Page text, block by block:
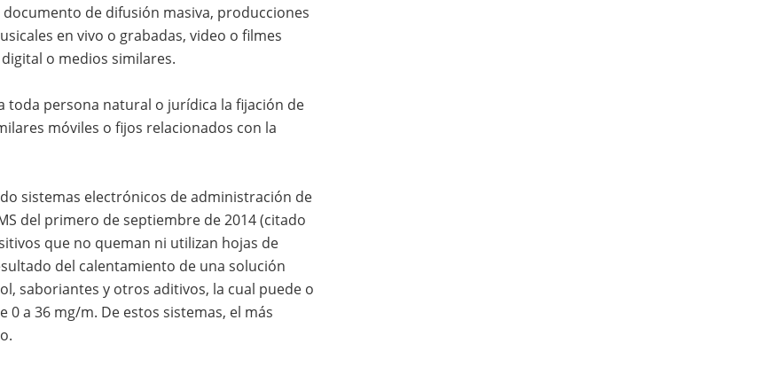
de difusión masiva, producciones
en vivo o grabadas, video o filmes
o medios similares.
toda persona natural o jurídica la fijación de
móviles o fijos relacionados con la
sistemas electrónicos de administración de
del primero de septiembre de 2014 (citado
que no queman ni utilizan hojas de
del calentamiento de una solución
saboriantes y otros aditivos, la cual puede o
a 36 mg/m. De estos sistemas, el más